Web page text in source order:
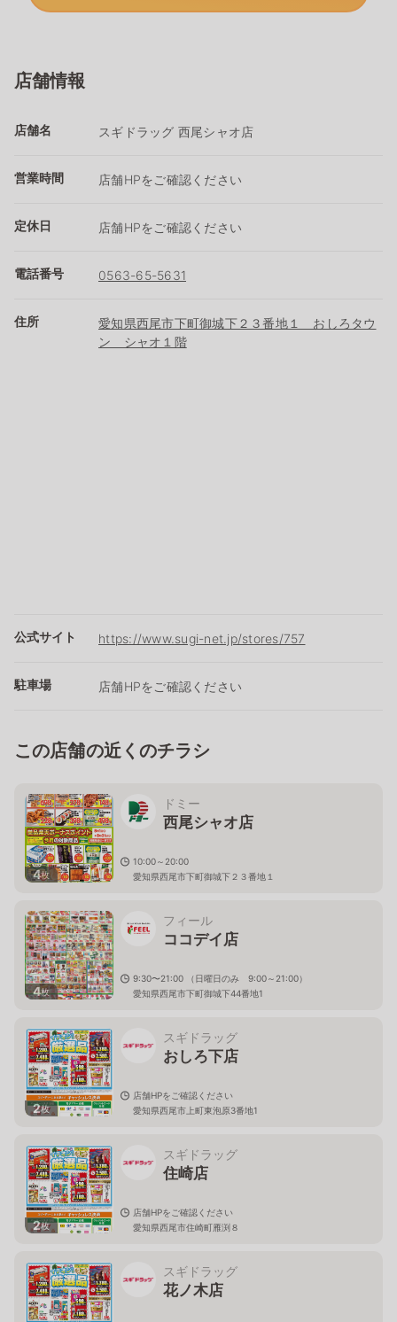
店舗情報
店舗名 スギドラッグ 西尾シャオ店
営業時間 店舗HPをご確認ください
定休日 店舗HPをご確認ください
電話番号 0563-65-5631
住所
愛知県西尾市下町御城下２３番地１ おしろタウ
ン シャオ１階
公式サイト https://www.sugi-net.jp/stores/757
駐車場 店舗HPをご確認ください
この店舗の近くのチラシ
4枚
ドミー
西尾シャオ店
10:00～20:00
愛知県西尾市下町御城下２３番地１
4枚
フィール
ココデイ店
9:30〜21:00 （日曜日のみ 9:00～21:00）
愛知県西尾市下町御城下44番地1
2枚
スギドラッグ
おしろ下店
店舗HPをご確認ください
愛知県西尾市上町東泡原3番地1
2枚
スギドラッグ
住崎店
店舗HPをご確認ください
愛知県西尾市住崎町雁渕８
スギドラッグ
花ノ木店